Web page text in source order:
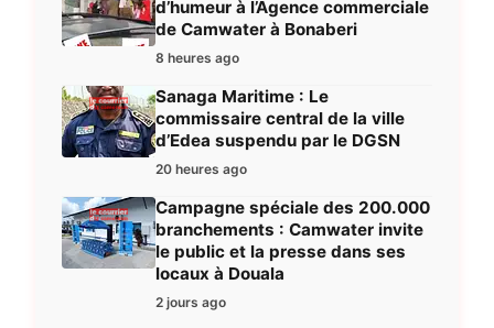
d’humeur à l’Agence commerciale
de Camwater à Bonaberi
8 heures ago
Sanaga Maritime : Le
commissaire central de la ville
d’Edea suspendu par le DGSN
20 heures ago
Campagne spéciale des 200.000
branchements : Camwater invite
le public et la presse dans ses
locaux à Douala
2 jours ago